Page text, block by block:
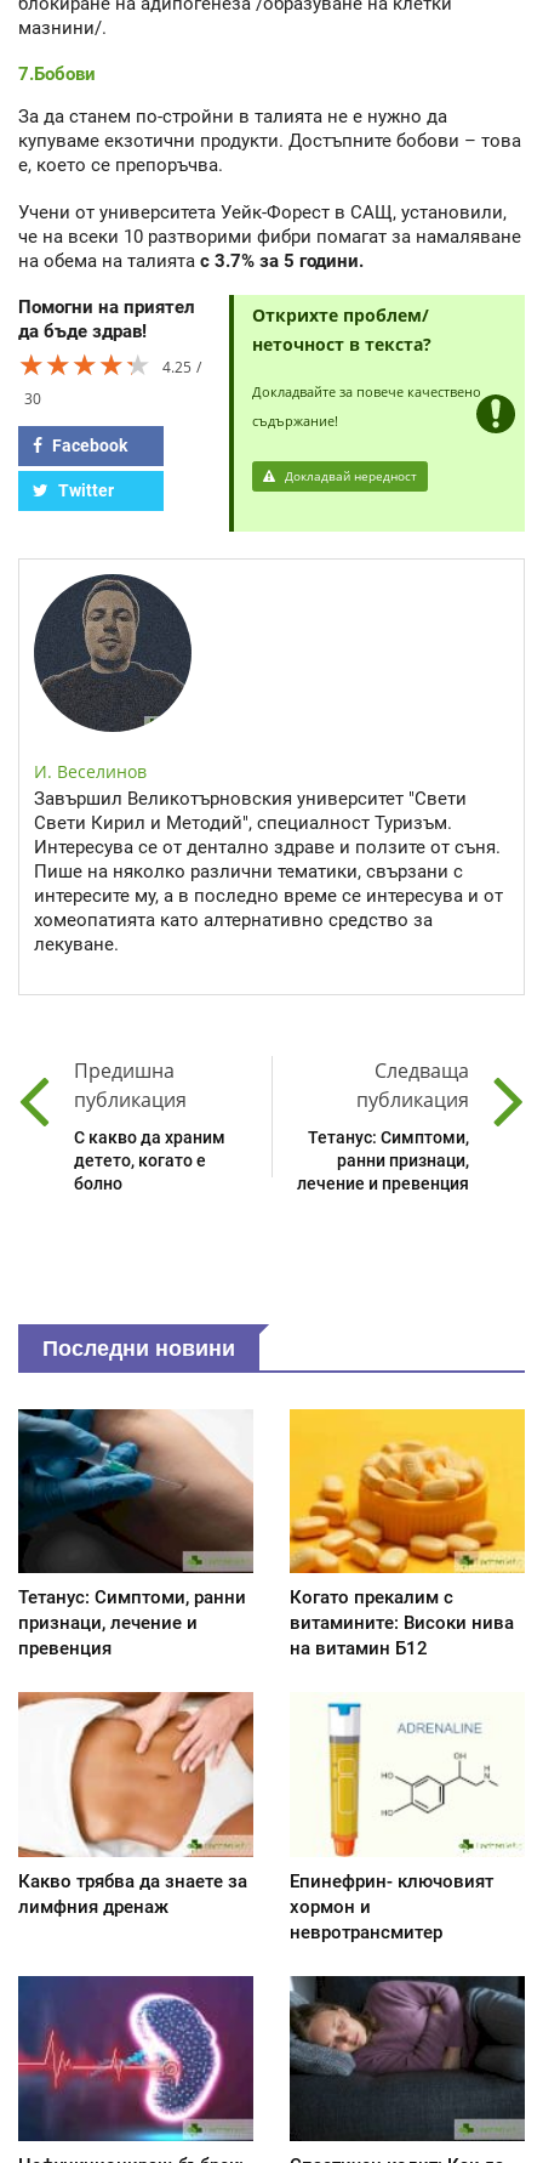
мазнини/.
7.Бобови
За да станем по-стройни в талията не е нужно да
купуваме екзотични продукти. Достъпните бобови – това
е, което се препоръчва.
Учени от университета Уейк-Форест в САЩ, установили,
че на всеки 10 разтворими фибри помагат за намаляване
на обема на талията с 3.7% за 5 години.
Помогни на приятел
да бъде здрав!
★★★★★
★★★★★
★★★★★
4.25
30
Facebook
Twitter
Открихте проблем/
неточност в текста?
Докладвайте за повече качествено
съдържание!
Докладвай нередност
И. Веселинов
Завършил Великотърновския университет "Свети
Свети Кирил и Методий", специалност Туризъм.
Интересува се от дентално здраве и ползите от съня.
Пише на няколко различни тематики, свързани с
интересите му, а в последно време се интересува и от
хомеопатията като алтернативно средство за
лекуване.
Предишна
публикация
С какво да храним
детето, когато е
болно
Следваща
публикация
Тетанус: Симптоми,
ранни признаци,
лечение и превенция
Последни новини
Тетанус: Симптоми, ранни
признаци, лечение и
превенция
Когато прекалим с
витамините: Високи нива
на витамин Б12
Какво трябва да знаете за
лимфния дренаж
Епинефрин- ключовият
хормон и
невротрансмитер